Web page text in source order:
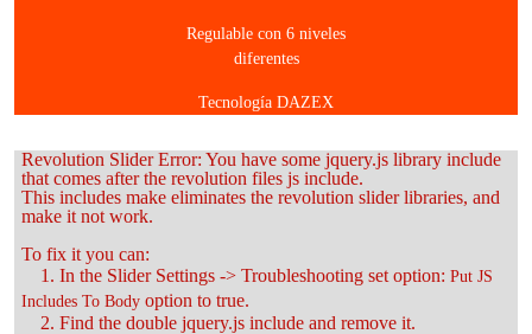
Regulable con 6 niveles
diferentes
Tecnología DAZEX
Revolution Slider Error: You have some jquery.js library include
that comes after the revolution files js include.
This includes make eliminates the revolution slider libraries, and
make it not work.
To fix it you can:
1. In the Slider Settings -> Troubleshooting set option: Put JS
Includes To Body option to true.
2. Find the double jquery.js include and remove it.